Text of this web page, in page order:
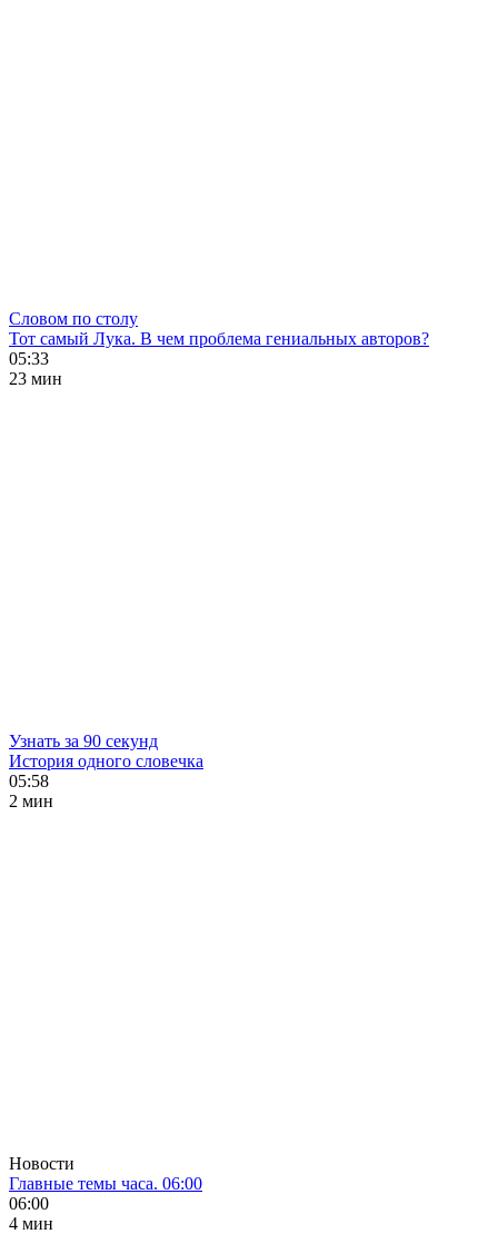
Словом по столу
Тот самый Лука. В чем проблема гениальных авторов?
05:33
23 мин
Узнать за 90 секунд
История одного словечка
05:58
2 мин
Новости
Главные темы часа. 06:00
06:00
4 мин